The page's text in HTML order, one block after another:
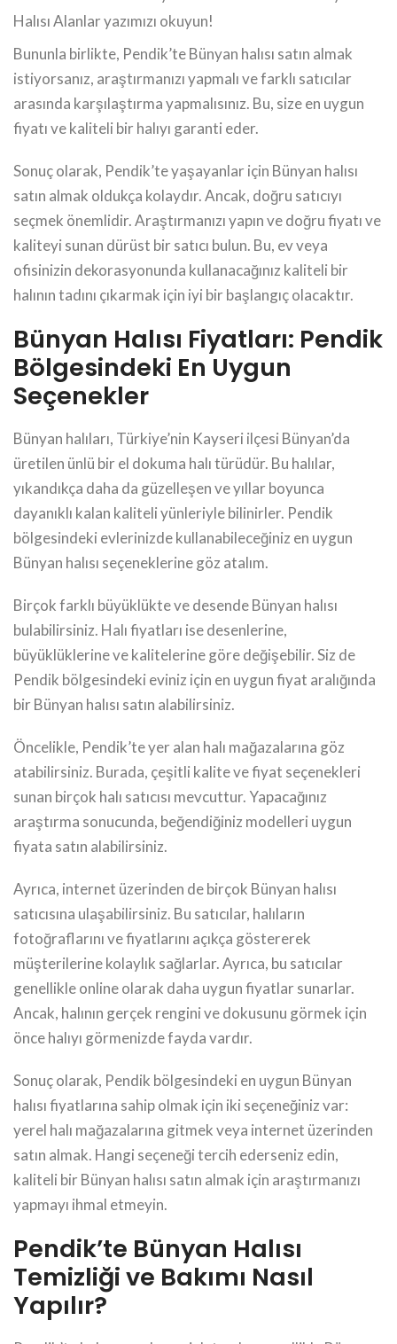
Halısı Alanlar yazımızı okuyun!
Bununla birlikte, Pendik’te Bünyan halısı satın almak
istiyorsanız, araştırmanızı yapmalı ve farklı satıcılar
arasında karşılaştırma yapmalısınız. Bu, size en uygun
fiyatı ve kaliteli bir halıyı garanti eder.
Sonuç olarak, Pendik’te yaşayanlar için Bünyan halısı
satın almak oldukça kolaydır. Ancak, doğru satıcıyı
seçmek önemlidir. Araştırmanızı yapın ve doğru fiyatı ve
kaliteyi sunan dürüst bir satıcı bulun. Bu, ev veya
ofisinizin dekorasyonunda kullanacağınız kaliteli bir
halının tadını çıkarmak için iyi bir başlangıç olacaktır.
Bünyan Halısı Fiyatları: Pendik
Bölgesindeki En Uygun
Seçenekler
Bünyan halıları, Türkiye’nin Kayseri ilçesi Bünyan’da
üretilen ünlü bir el dokuma halı türüdür. Bu halılar,
yıkandıkça daha da güzelleşen ve yıllar boyunca
dayanıklı kalan kaliteli yünleriyle bilinirler. Pendik
bölgesindeki evlerinizde kullanabileceğiniz en uygun
Bünyan halısı seçeneklerine göz atalım.
Birçok farklı büyüklükte ve desende Bünyan halısı
bulabilirsiniz. Halı fiyatları ise desenlerine,
büyüklüklerine ve kalitelerine göre değişebilir. Siz de
Pendik bölgesindeki eviniz için en uygun fiyat aralığında
bir Bünyan halısı satın alabilirsiniz.
Öncelikle, Pendik’te yer alan halı mağazalarına göz
atabilirsiniz. Burada, çeşitli kalite ve fiyat seçenekleri
sunan birçok halı satıcısı mevcuttur. Yapacağınız
araştırma sonucunda, beğendiğiniz modelleri uygun
fiyata satın alabilirsiniz.
Ayrıca, internet üzerinden de birçok Bünyan halısı
satıcısına ulaşabilirsiniz. Bu satıcılar, halıların
fotoğraflarını ve fiyatlarını açıkça göstererek
müşterilerine kolaylık sağlarlar. Ayrıca, bu satıcılar
genellikle online olarak daha uygun fiyatlar sunarlar.
Ancak, halının gerçek rengini ve dokusunu görmek için
önce halıyı görmenizde fayda vardır.
Sonuç olarak, Pendik bölgesindeki en uygun Bünyan
halısı fiyatlarına sahip olmak için iki seçeneğiniz var:
yerel halı mağazalarına gitmek veya internet üzerinden
satın almak. Hangi seçeneği tercih ederseniz edin,
kaliteli bir Bünyan halısı satın almak için araştırmanızı
yapmayı ihmal etmeyin.
Pendik’te Bünyan Halısı
Temizliği ve Bakımı Nasıl
Yapılır?